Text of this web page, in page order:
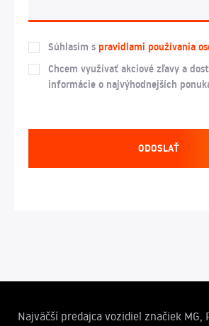
Súhlasím s pravidlami používania
Chcem využívať akciové zľavy a
informácie o najvýhodnejších
ODOSLAŤ
Najväčší predajca vozidiel značiek MG,